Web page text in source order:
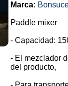
Marca:
Paddle mixer
- Capacidad:
- El mezclador
del producto,